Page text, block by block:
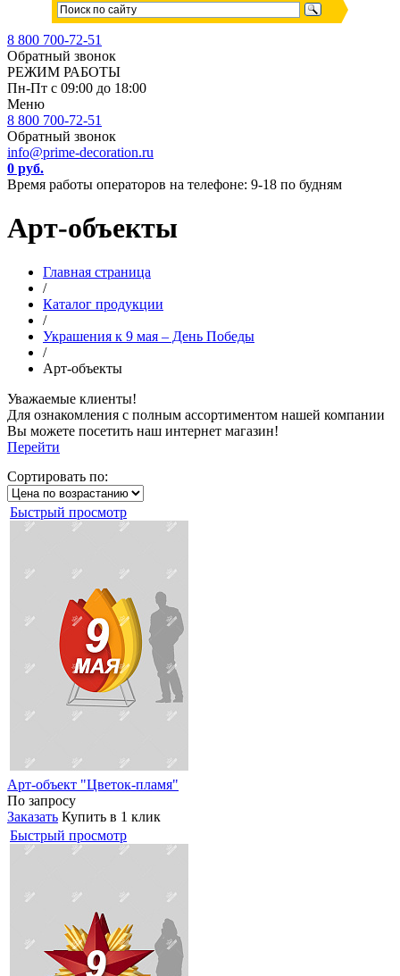
8 800 700-72-51
Обратный звонок
РЕЖИМ РАБОТЫ
Пн-Пт с 09:00 до 18:00
Меню
8 800 700-72-51
Обратный звонок
info@prime-decoration.ru
0 руб.
Время работы операторов на телефоне: 9-18 по будням
Арт-объекты
Главная страница
/
Каталог продукции
/
Украшения к 9 мая – День Победы
/
Арт-объекты
Уважаемые клиенты!
Для ознакомления с полным ассортиментом нашей компании
Вы можете посетить наш интернет магазин!
Перейти
Сортировать по:
Быстрый просмотр
Арт-объект "Цветок-пламя"
По запросу
Заказать Купить в 1 клик
Быстрый просмотр